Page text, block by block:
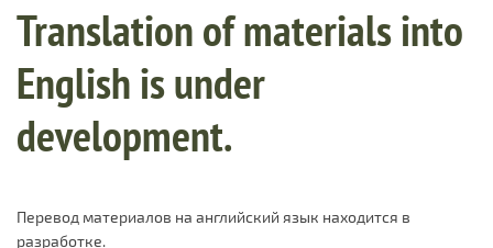
Translation of materials into
English is under
development.
Перевод материалов на английский язык находится в
разработке.